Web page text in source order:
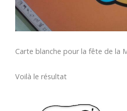
Carte blanche pour la fête de la
Voilà le résultat